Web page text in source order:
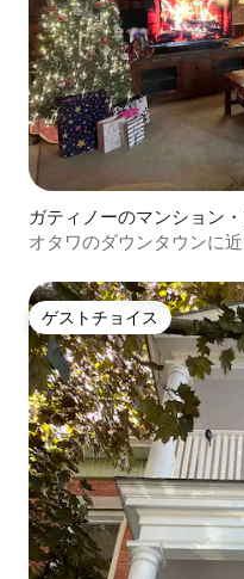
ガティノーのマンション
オタワのダウンタウンに
ゲストチョイス
ゲストチョイス